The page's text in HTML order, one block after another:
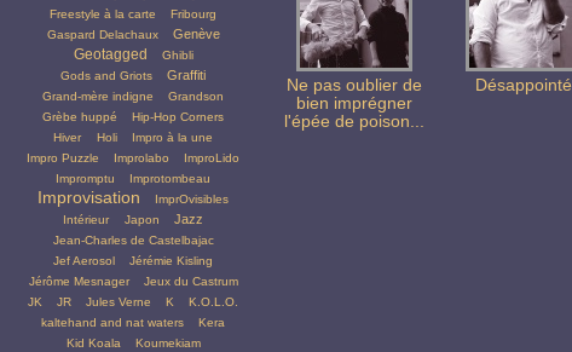
Freestyle à la carte
Fribourg
Gaspard Delachaux
Genève
Geotagged
Ghibli
Gods and Griots
Graffiti
Grand-mère indigne
Grandson
Grèbe huppé
Hip-Hop Corners
Hiver
Holi
Impro à la une
Impro Puzzle
Improlabo
ImproLido
Impromptu
Improtombeau
Improvisation
ImprOvisibles
Intérieur
Japon Jazz
Jean-Charles de Castelbajac
Jef Aerosol
Jérémie Kisling
Jérôme Mesnager
Jeux du Castrum
JK
JR Jules Verne K
K.O.L.O.
kaltehand and nat waters
Kera
Kid Koala
Koumekiam
Ne pas oublier de
bien imprégner
l'épée de poison...
Désappointé